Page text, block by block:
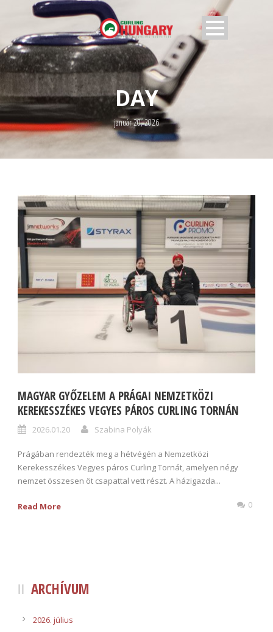
DAY
január 20, 2026
MAGYAR GYŐZELEM A PRÁGAI NEMZETKÖZI
KEREKESSZÉKES VEGYES PÁROS CURLING TORNÁN
2026.01.20 Szabina Polyák
Prágában rendezték meg a hétvégén a Nemzetközi
Kerekesszékes Vegyes páros Curling Tornát, amelyen négy
nemzet összesen öt csapattal vett részt. A házigazda...
Read More 0
ARCHÍVUM
2026. július